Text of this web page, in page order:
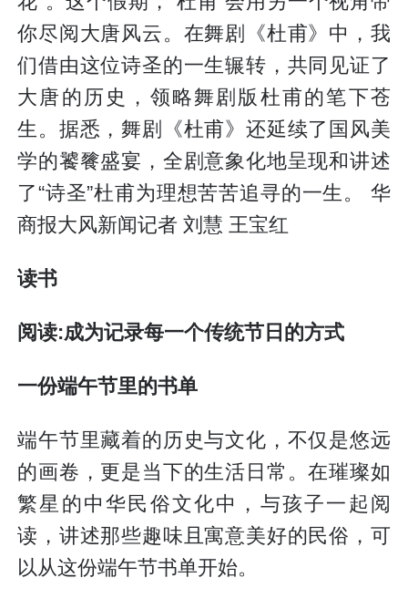
你尽阅大唐风云。在舞剧《杜甫》中，我
们借由这位诗圣的一生辗转，共同见证了
大唐的历史，领略舞剧版杜甫的笔下苍
生。据悉，舞剧《杜甫》还延续了国风美
学的饕餮盛宴，全剧意象化地呈现和讲述
了“诗圣”杜甫为理想苦苦追寻的一生。 华
商报大风新闻记者 刘慧 王宝红
读书
阅读:成为记录每一个传统节日的方式
一份端午节里的书单
端午节里藏着的历史与文化，不仅是悠远
的画卷，更是当下的生活日常。在璀璨如
繁星的中华民俗文化中，与孩子一起阅
读，讲述那些趣味且寓意美好的民俗，可
以从这份端午节书单开始。